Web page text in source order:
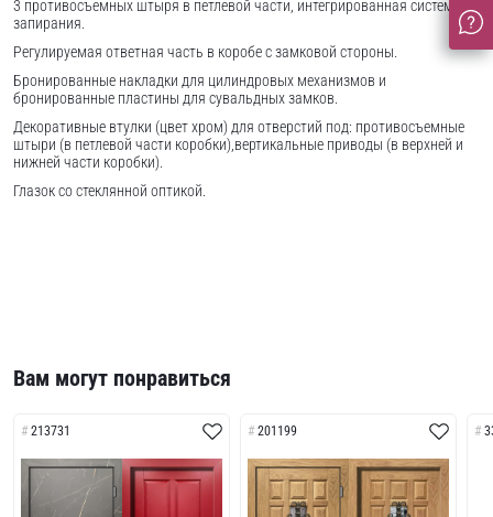
3 противосъемных штыря в петлевой части, интегрированная система
запирания.
Регулируемая ответная часть в коробе с замковой стороны.
Бронированные накладки для цилиндровых механизмов и
бронированные пластины для сувальдных замков.
Декоративные втулки (цвет хром) для отверстий под: противосъемные
штыри (в петлевой части коробки),вертикальные приводы (в верхней и
нижней части коробки).
Глазок со стеклянной оптикой.
Вам могут понравиться
213731 201199